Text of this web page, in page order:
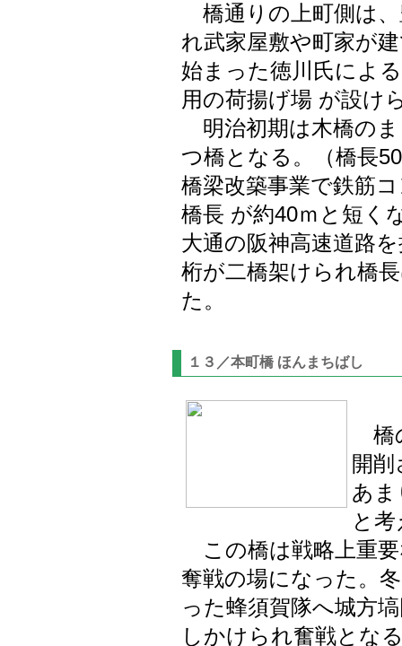
橋通りの上町側は
れ武家屋敷や町家が
始まった徳川氏によ
用の荷揚げ場 が設け
明治初期は木橋の
つ橋となる。（橋長
橋梁改築事業で鉄筋
橋長 が約40ｍと短く
大通の阪神高速道路
桁が二橋架けられ橋
た。
１３／本町橋 ほんまちばし
橋
開
あま
と
この橋は戦略上重
奪戦の場になった。
った蜂須賀隊へ城方
しかけられ奮戦とな